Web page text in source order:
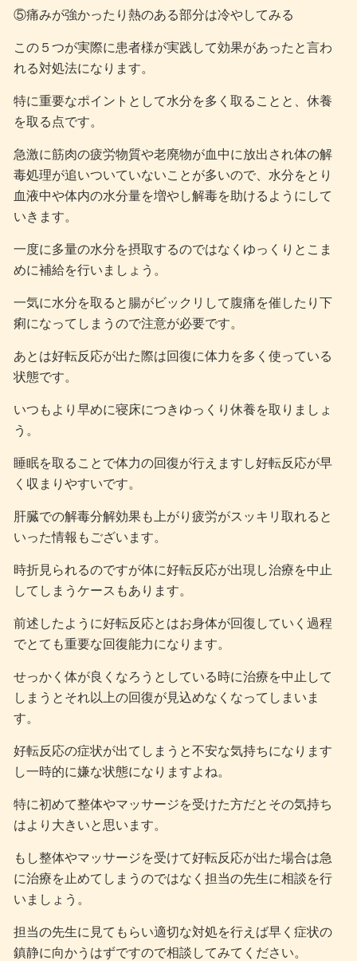
⑤痛みが強かったり熱のある部分は冷やしてみる
この５つが実際に患者様が実践して効果があったと言わ
れる対処法になります。
特に重要なポイントとして水分を多く取ることと、休養
を取る点です。
急激に筋肉の疲労物質や老廃物が血中に放出され体の解
毒処理が追いついていないことが多いので、水分をとり
血液中や体内の水分量を増やし解毒を助けるようにして
いきます。
一度に多量の水分を摂取するのではなくゆっくりとこま
めに補給を行いましょう。
一気に水分を取ると腸がビックリして腹痛を催したり下
痢になってしまうので注意が必要です。
あとは好転反応が出た際は回復に体力を多く使っている
状態です。
いつもより早めに寝床につきゆっくり休養を取りましょ
う。
睡眠を取ることで体力の回復が行えますし好転反応が早
く収まりやすいです。
肝臓での解毒分解効果も上がり疲労がスッキリ取れると
いった情報もございます。
時折見られるのですが体に好転反応が出現し治療を中止
してしまうケースもあります。
前述したように好転反応とはお身体が回復していく過程
でとても重要な回復能力になります。
せっかく体が良くなろうとしている時に治療を中止して
しまうとそれ以上の回復が見込めなくなってしまいま
す。
好転反応の症状が出てしまうと不安な気持ちになります
し一時的に嫌な状態になりますよね。
特に初めて整体やマッサージを受けた方だとその気持ち
はより大きいと思います。
もし整体やマッサージを受けて好転反応が出た場合は急
に治療を止めてしまうのではなく担当の先生に相談を行
いましょう。
担当の先生に見てもらい適切な対処を行えば早く症状の
鎮静に向かうはずですので相談してみてください。